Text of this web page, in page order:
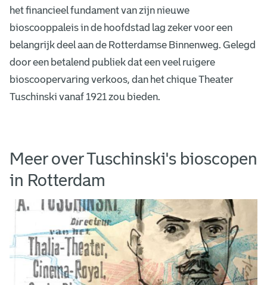
het financieel fundament van zijn nieuwe
bioscooppaleis in de hoofdstad lag zeker voor een
belangrijk deel aan de Rotterdamse Binnenweg. Gelegd
door een betalend publiek dat een veel ruigere
bioscoopervaring verkoos, dan het chique Theater
Tuschinski vanaf 1921 zou bieden.
Meer over Tuschinski's bioscopen
in Rotterdam